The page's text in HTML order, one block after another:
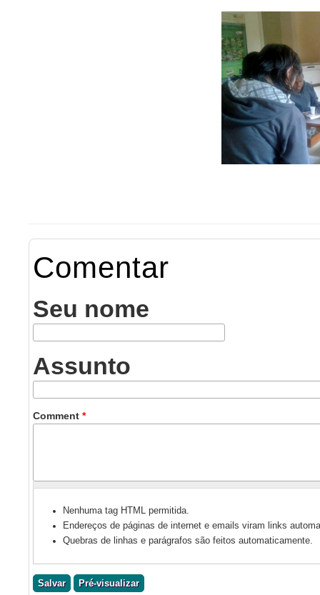
Comentar
Seu nome
Assunto
Comment *
Nenhuma tag HTML permitida.
Endereços de páginas de internet e emails viram links
Quebras de linhas e parágrafos são feitos automaticamente.